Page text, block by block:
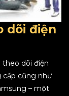
dõi điện
dõi điện
cấp cũng như
– một